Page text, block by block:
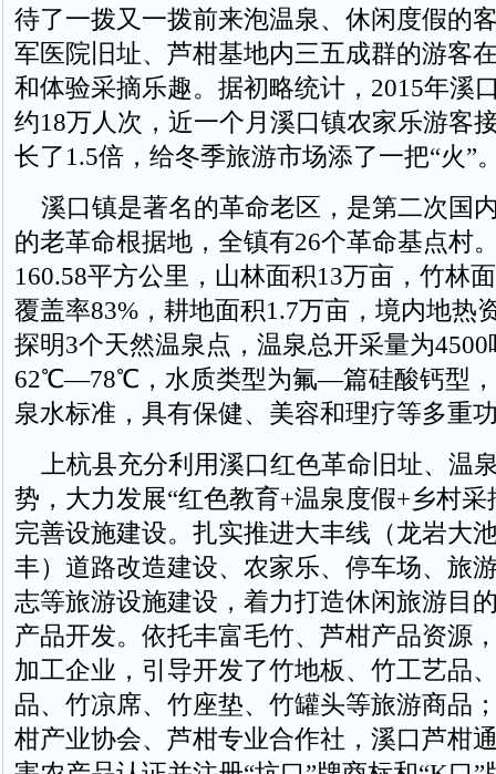
待了一拨又一拨前来泡温泉、休闲度假的
军医院旧址、芦柑基地内三五成群的游客
和体验采摘乐趣。据初略统计，2015年溪
约18万人次，近一个月溪口镇农家乐游客
长了1.5倍，给冬季旅游市场添了一把“火”
溪口镇是著名的革命老区，是第二次国
的老革命根据地，全镇有26个革命基点村
160.58平方公里，山林面积13万亩，竹林
覆盖率83%，耕地面积1.7万亩，境内地热
探明3个天然温泉点，温泉总开采量为
62℃—78℃，水质类型为氟—篇硅酸钙型，
泉水标准，具有保健、美容和理疗等多重
上杭县充分利用溪口红色革命旧址、温
势，大力发展“红色教育+温泉度假+乡村采
完善设施建设。扎实推进大丰线（龙岩
丰）道路改造建设、农家乐、停车场、旅
志等旅游设施建设，着力打造休闲旅游目
产品开发。依托丰富毛竹、芦柑产品资源
加工企业，引导开发了竹地板、竹工艺品
品、竹凉席、竹座垫、竹罐头等旅游商品
柑产业协会、芦柑专业合作社，溪口芦柑